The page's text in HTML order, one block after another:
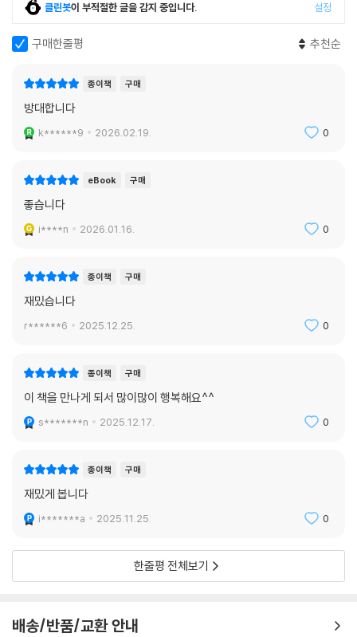
클린봇이 부적절한 글을 감지 중입니다. 설정
구매한줄평 추천순
종이책 구매
방대합니다
k******9 2026.02.19. 0
eBook 구매
좋습니다
i****n 2026.01.16. 0
종이책 구매
재밌습니다
r******6 2025.12.25. 0
종이책 구매
이 책을 만나게 되서 많이많이 행복해요^^
s*******n 2025.12.17. 0
종이책 구매
재밌게 봅니다
i*******a 2025.11.25. 0
한줄평 전체보기
배송/반품/교환 안내